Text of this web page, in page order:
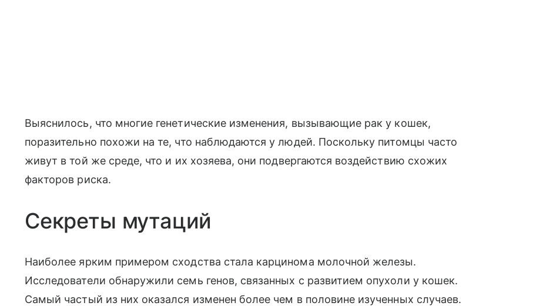
Выяснилось, что многие генетические изменения, вызывающие рак у кошек,
поразительно похожи на те, что наблюдаются у людей. Поскольку питомцы часто
живут в той же среде, что и их хозяева, они подвергаются воздействию схожих
факторов риска.
Секреты мутаций
Наиболее ярким примером сходства стала карцинома молочной железы.
Исследователи обнаружили семь генов, связанных с развитием опухоли у кошек.
Самый частый из них оказался изменен более чем в половине изученных случаев.